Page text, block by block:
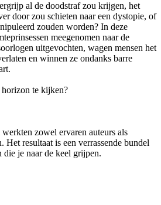
al de doodstraf zou krijgen, het
door zou schieten naar een dystopie, of
zouden worden? In deze
meegenomen naar de
uitgevochten, wagen mensen het
en winnen ze ondanks barre
te kijken?
zowel ervaren auteurs als
Het resultaat is een verrassende bundel
die je naar de keel grijpen.